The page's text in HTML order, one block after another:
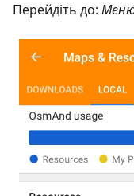
Перейдіть до: